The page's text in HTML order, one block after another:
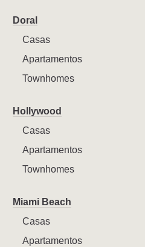
Doral
Casas
Apartamentos
Townhomes
Hollywood
Casas
Apartamentos
Townhomes
Miami Beach
Casas
Apartamentos